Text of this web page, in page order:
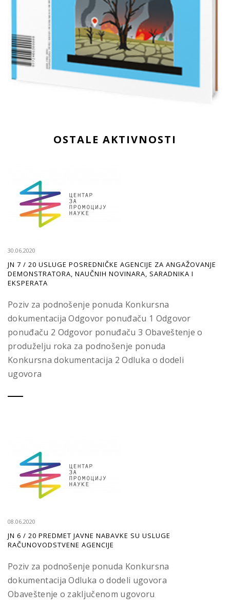
OSTALE AKTIVNOSTI
30.06.2020
JN 7 / 20 USLUGE POSREDNIČKE AGENCIJE ZA ANGAŽOVANJE
DEMONSTRATORA, NAUČNIH NOVINARA, SARADNIKA I
EKSPERATA
Poziv za podnošenje ponuda Konkursna
dokumentacija Odgovor ponuđaču 1 Odgovor
ponuđaču 2 Odgovor ponuđaču 3 Obaveštenje o
produželju roka za podnošenje ponuda
Konkursna dokumentacija 2 Odluka o dodeli
ugovora
08.06.2020
JN 6 / 20 PREDMET JAVNE NABAVKE SU USLUGE
RAČUNOVODSTVENE AGENCIJE
Poziv za podnošenje ponuda Konkursna
dokumentacija Odluka o dodeli ugovora
Obaveštenje o zaključenom ugovoru